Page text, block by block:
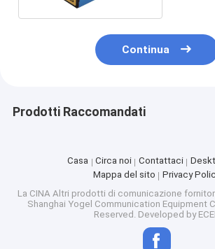
Continua
Prodotti Raccomandati
Casa Circa noi Contattaci
Mappa del sito
Privacy
La CINA Altri prodotti di comunicazione
Shanghai Yogel Communication Equipment
Reserved. Developed by